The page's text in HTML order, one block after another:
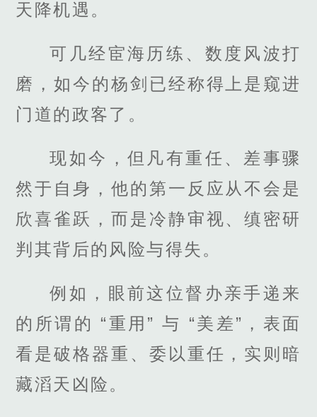
天降机遇。
可几经宦海历练、数度风波打
磨，如今的杨剑已经称得上是窥进
门道的政客了。
现如今，但凡有重任、差事骤
然于自身，他的第一反应从不会是
欣喜雀跃，而是冷静审视、缜密研
判其背后的风险与得失。
例如，眼前这位督办亲手递来
的所谓的 “重用” 与 “美差”，表面
看是破格器重、委以重任，实则暗
藏滔天凶险。